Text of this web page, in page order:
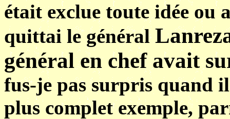
était exclue toute idée ou
quittai le général
général en chef avait
fus-je pas surpris quand
plus complet exemple,